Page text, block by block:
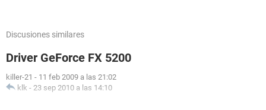
Discusiones similares
Driver GeForce FX 5200
killer-21 - 11 feb 2009 a las 21:02
klk - 23 sep 2010 a las 14:10